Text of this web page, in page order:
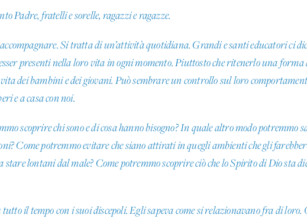
Padre, fratelli e sorelle, ragazzi e ragazze.
Si tratta di un’attività quotidiana. Grandi e santi educatori ci
presenti nella loro vita in ogni momento. Piuttosto che ritenerlo una forma
dei bambini e dei giovani. Può sembrare un controllo sul loro
e a casa con noi.
scoprire chi sono e di cosa hanno bisogno? In quale altro modo potremmo
Come potremmo evitare che siano attirati in quegli ambienti che gli
stare lontani dal male? Come potremmo scoprire ciò che lo Spirito di Dio sta
tutto il tempo con i suoi discepoli. Egli sapeva come si relazionavano fra di